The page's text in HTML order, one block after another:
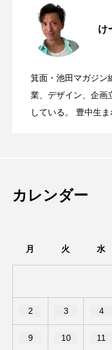
け
箕面・池田マガジン編集長 主に記事執
業、デザイン、企画
している。 豊中生まれ。 1歳の黒のラブラドールレト
2026.08.06
2026.08.06
ール
2026.08.05 池田
ガチ
みたい
ケー
んが
カレンダー
月 火 水
2 3 4
9 10 11